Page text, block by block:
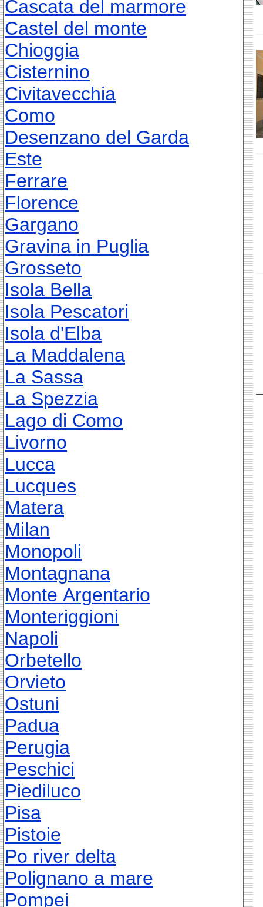
Cascata del marmore
Castel del monte
Chioggia
Cisternino
Civitavecchia
Como
Desenzano del Garda
Este
Ferrare
Florence
Gargano
Gravina in Puglia
Grosseto
Isola Bella
Isola Pescatori
Isola d'Elba
La Maddalena
La Sassa
La Spezzia
Lago di Como
Livorno
Lucca
Lucques
Matera
Milan
Monopoli
Montagnana
Monte Argentario
Monteriggioni
Napoli
Orbetello
Orvieto
Ostuni
Padua
Perugia
Peschici
Piediluco
Pisa
Pistoie
Po river delta
Polignano a mare
Pompei